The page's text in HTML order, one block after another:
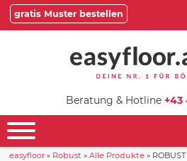
gratis Muster bestellen
Beratung & Hotline +43
easyfloor » Robust »Alle Produkte »